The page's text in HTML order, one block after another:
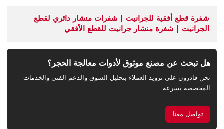
شفرة قطع أفقية للجرانيت | شفرات منشار دائري لقطع
الجرانيت | شفرة منشار جرانيت للقطع الأفقي
هل تبحث عن مصنع موثوق لأدوات معالجة الحجر؟
نحن قادرون على تزويد العملاء بتحليل السوق والدعم الفني والخدمات
المخصصة بسرعة.
تواصل معنا